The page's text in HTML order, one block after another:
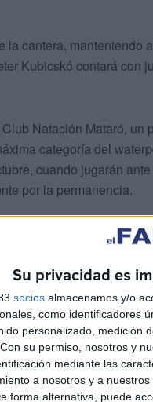
Su privacidad es
socios almacenamos y/o
como identificadores
personalizado, medición
Con su permiso, nosotros y
mediante las
a nosotros y a
forma alternativa, puede
cantera, manteniendo
Kubicskó contará con
Natación Mataró, un
categoría del
cuando jugarán
por la permanencia.